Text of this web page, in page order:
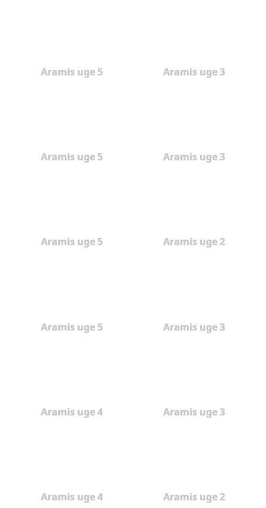
Aramis uge 5 Aramis uge 3
Aramis uge 5 Aramis uge 3
Aramis uge 5 Aramis uge 2
Aramis uge 5 Aramis uge 3
Aramis uge 4 Aramis uge 3
Aramis uge 4 Aramis uge 2